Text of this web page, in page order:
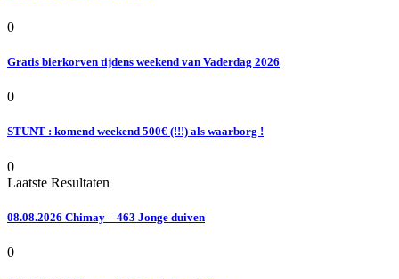
0
Gratis bierkorven tijdens weekend van Vaderdag 2026
0
STUNT : komend weekend 500€ (!!!) als waarborg !
0
Laatste Resultaten
08.08.2026 Chimay – 463 Jonge duiven
0